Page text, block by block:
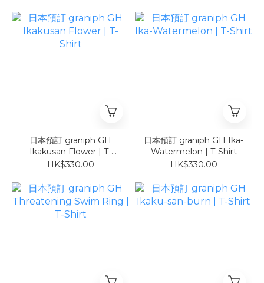
COOL TOUCH 黑
COOL TOUCH 白
日本預訂 graniph GH
Ikakusan Flower | T-
Shirt
HK$330.00
日本預訂 graniph GH Ika-
Watermelon | T-Shirt
HK$330.00